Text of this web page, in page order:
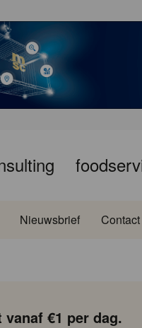
Nieuwsbrief Contact
€1 per dag.